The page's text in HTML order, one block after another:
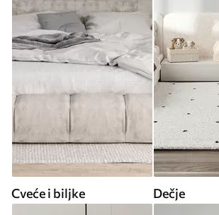
Cveće i biljke Dečje